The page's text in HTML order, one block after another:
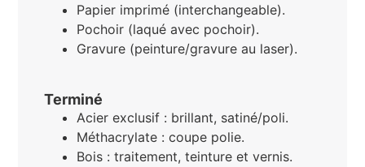
Papier imprimé (interchangeable).
Pochoir (laqué avec pochoir).
Gravure (peinture/gravure au laser).
Terminé
Acier exclusif : brillant, satiné/poli.
Méthacrylate : coupe polie.
Bois : traitement, teinture et vernis.